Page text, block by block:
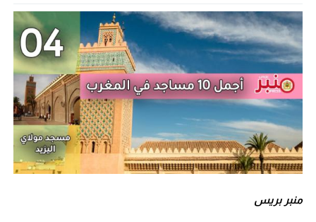
منبر بريس